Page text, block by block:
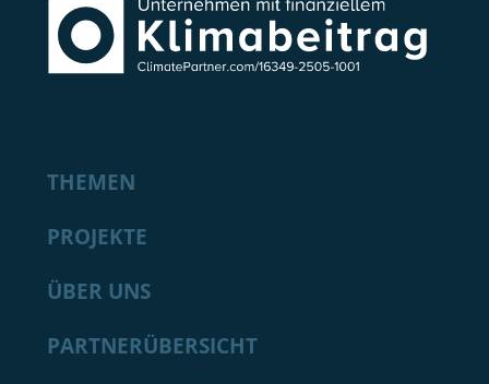
THEMEN
PROJEKTE
ÜBER UNS
PARTNERÜBERSICHT